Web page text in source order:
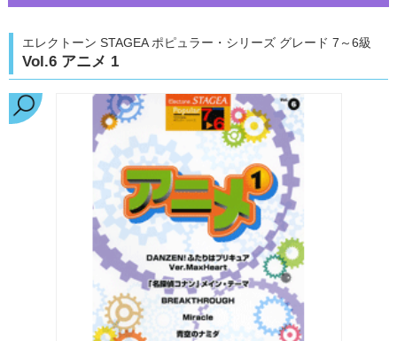
エレクトーン STAGEA ポピュラー・シリーズ グレード 7～6級
Vol.6 アニメ 1